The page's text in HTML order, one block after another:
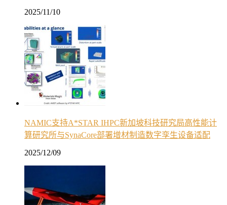
2025/11/10
NAMIC支持A*STAR IHPC新加坡科技研究局高性能计
算研究所与SynaCore部署增材制造数字孪生设备适配
2025/12/09